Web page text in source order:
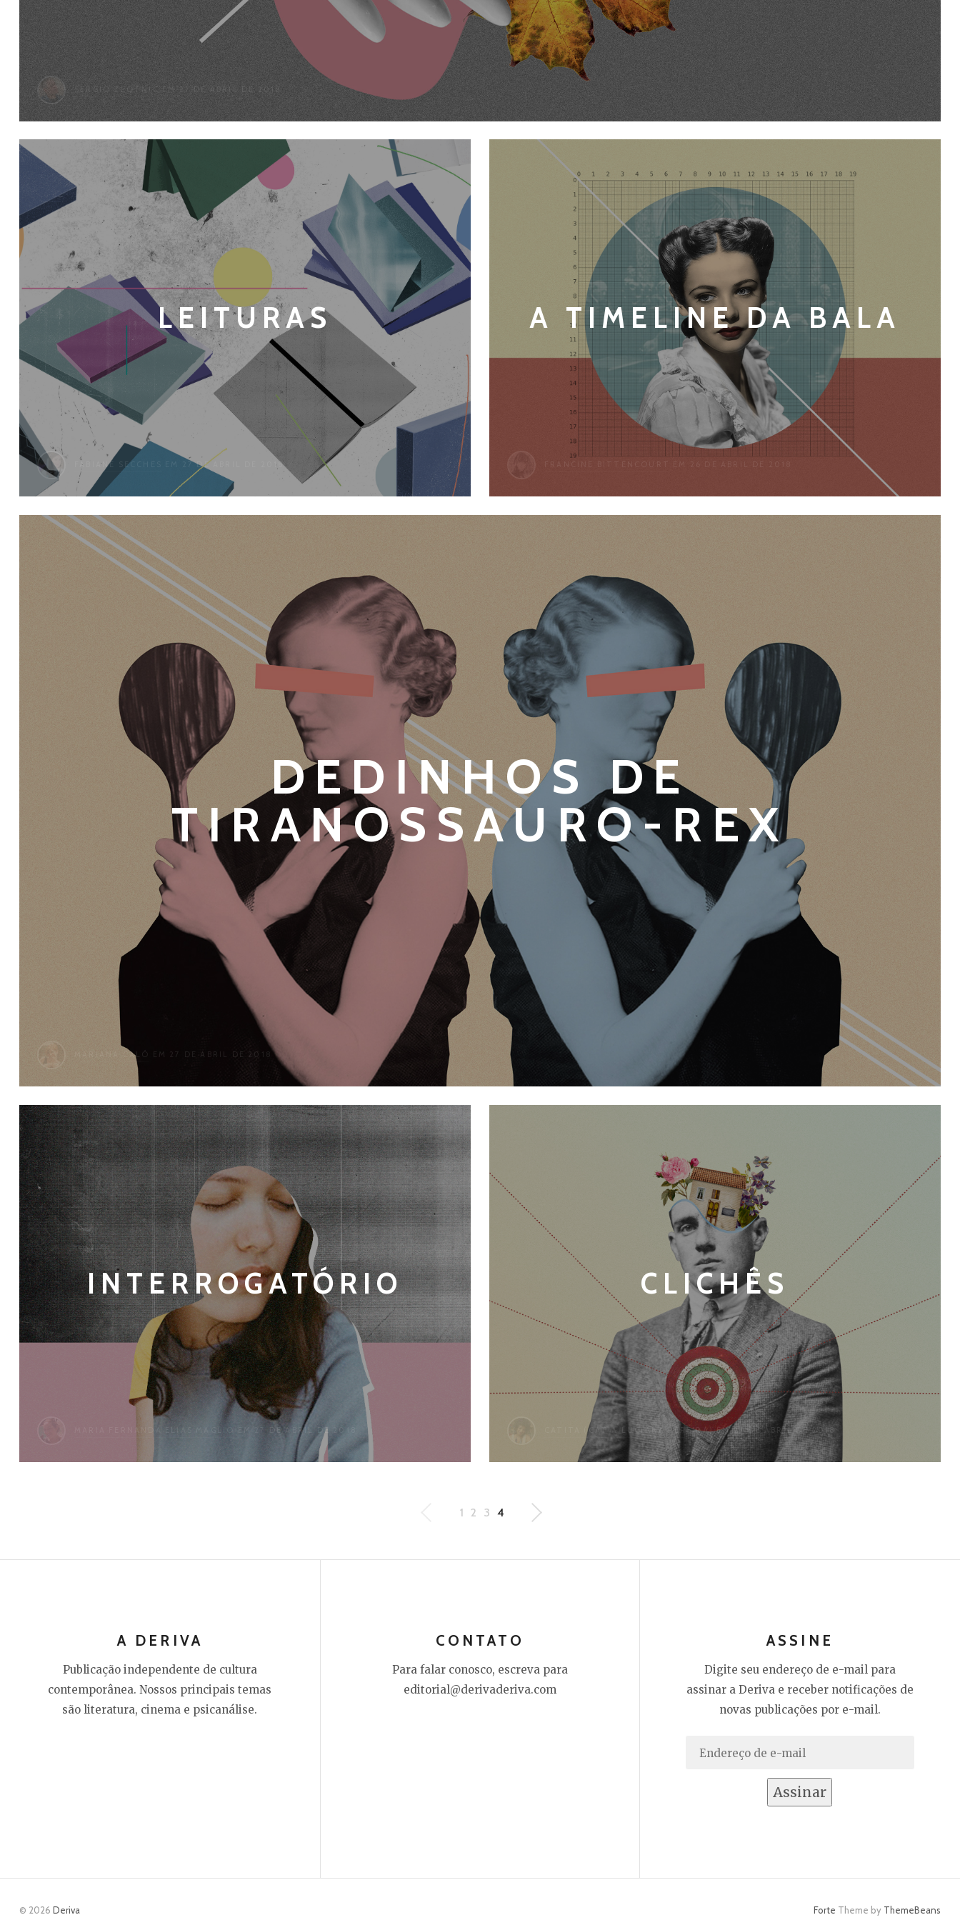
SERGIO ZLOTNIC EM 27 DE ABRIL DE 2018
LEITURAS
FABIANE SECCHES EM 27 DE ABRIL DE 2018
A TIMELINE DA BALA
FRANCINE BITTENCOURT EM 26 DE ABRIL DE 2018
DEDINHOS DE
TIRANOSSAURO-REX
MARIANA CALÓ EM 27 DE ABRIL DE 2018
INTERROGATÓRIO
MARIA FERNANDA ELIAS MAGLIO EM 27 DE ABRIL DE 2018
CLICHÊS
CATITA (CÁTIA LUCIANA PEREIRA)EM 27 DE ABRIL DE 2018
1 2 3 4
A DERIVA
Publicação independente de cultura
contemporânea. Nossos principais temas
são literatura, cinema e psicanálise.
CONTATO
Para falar conosco, escreva para
editorial@derivaderiva.com
ASSINE
Digite seu endereço de e-mail para
assinar a Deriva e receber notificações de
novas publicações por e-mail.
Endereço
Assinar
© 2026 Deriva Forte Theme by ThemeBeans